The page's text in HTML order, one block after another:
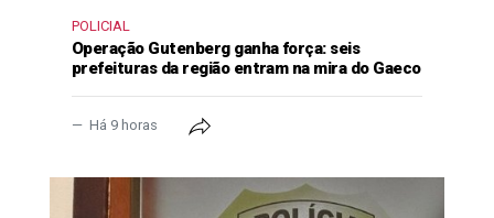
POLICIAL
Operação Gutenberg ganha força: seis
prefeituras da região entram na mira do Gaeco
Há 9 horas